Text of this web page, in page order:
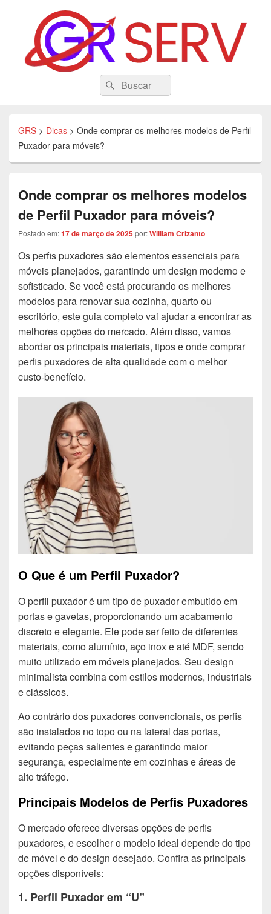
Tecnologia, Eduacação, Dicas e Variedades
Search
for:
Pesquisar
GRS > Dicas > Onde comprar os melhores modelos de Perfil
Puxador para móveis?
Onde comprar os melhores modelos
de Perfil Puxador para móveis?
Postado em:17 de março de 2025por:William Crizanto
Os perfis puxadores são elementos essenciais para
móveis planejados, garantindo um design moderno e
sofisticado. Se você está procurando os melhores
modelos para renovar sua cozinha, quarto ou
escritório, este guia completo vai ajudar a encontrar as
melhores opções do mercado. Além disso, vamos
abordar os principais materiais, tipos e onde comprar
perfis puxadores de alta qualidade com o melhor
custo-benefício.
O Que é um Perfil Puxador?
O perfil puxador é um tipo de puxador embutido em
portas e gavetas, proporcionando um acabamento
discreto e elegante. Ele pode ser feito de diferentes
materiais, como alumínio, aço inox e até MDF, sendo
muito utilizado em móveis planejados. Seu design
minimalista combina com estilos modernos, industriais
e clássicos.
Ao contrário dos puxadores convencionais, os perfis
são instalados no topo ou na lateral das portas,
evitando peças salientes e garantindo maior
segurança, especialmente em cozinhas e áreas de
alto tráfego.
Principais Modelos de Perfis Puxadores
O mercado oferece diversas opções de perfis
puxadores, e escolher o modelo ideal depende do tipo
de móvel e do design desejado. Confira as principais
opções disponíveis:
1. Perfil Puxador em “U”